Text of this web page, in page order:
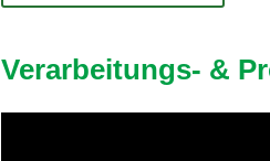
Ver­ar­bei­tungs- &